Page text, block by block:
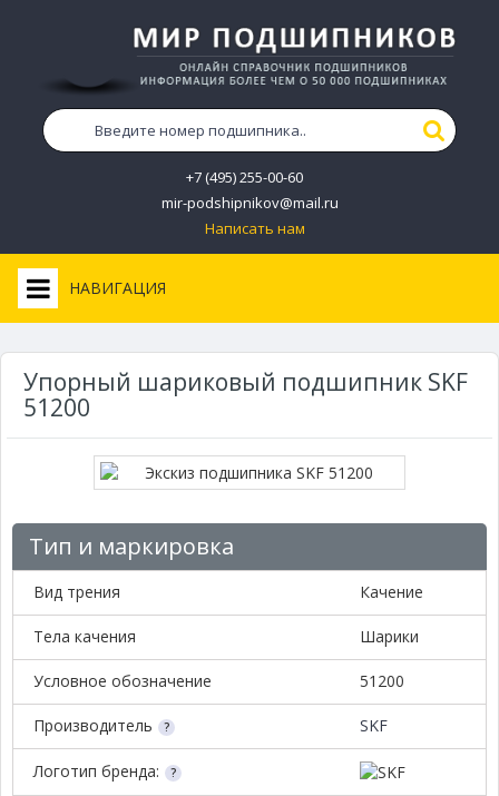
+7 (495) 255-00-60
mir-podshipnikov@mail.ru
Написать нам
НАВИГАЦИЯ
Упорный шариковый подшипник SKF
51200
Тип и маркировка
Вид трения Качение
Тела качения Шарики
Условное обозначение 51200
Производитель SKF
Логотип бренда: